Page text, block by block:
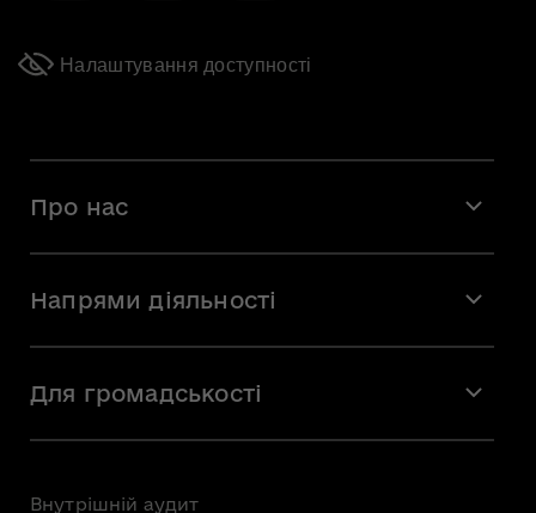
Налаштування доступності
Про нас
Команда
Вакансії
Напрями діяльності
Мистецька освіта
Для громадськості
Внутрішній аудит